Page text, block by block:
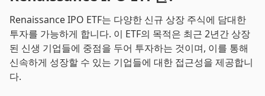
Renaissance IPO ETF는 다양한 신규 상장 주식에 담대한
투자를 가능하게 합니다. 이 ETF의 목적은 최근 2년간 상장
된 신생 기업들에 중점을 두어 투자하는 것이며, 이를 통해
신속하게 성장할 수 있는 기업들에 대한 접근성을 제공합니
다.